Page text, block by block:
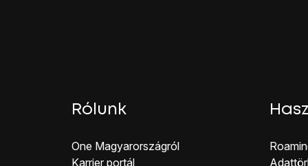
Rólunk
One Magyar országról
Karrier portál